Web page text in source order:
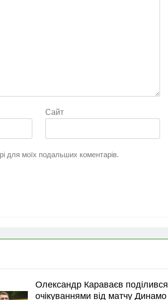
Сайт
для моїх подальших коментарів.
Олександр Караваєв поділився
очікуваннями від матчу Динамо